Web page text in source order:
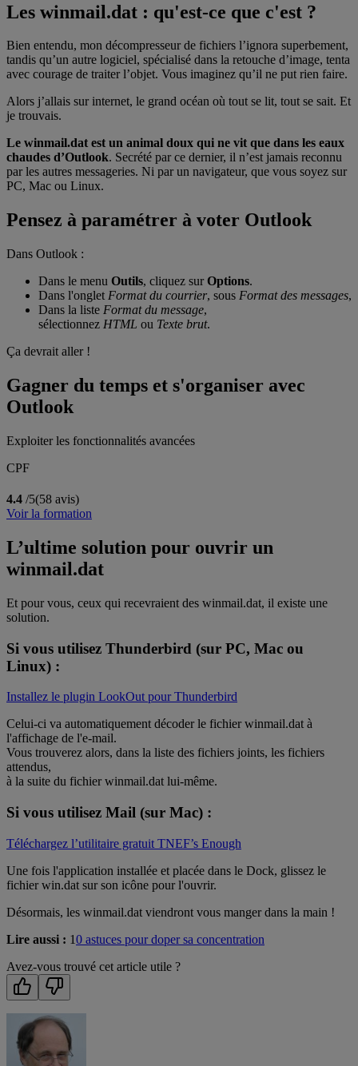
Les winmail.dat : qu'est-ce que c'est ?
Bien entendu, mon décompresseur de fichiers l’ignora superbement,
tandis qu’un autre logiciel, spécialisé dans la retouche d’image, tenta
avec courage de traiter l’objet. Vous imaginez qu’il ne put rien faire.
Alors j’allais sur internet, le grand océan où tout se lit, tout se sait. Et
je trouvais.
Le winmail.dat est un animal doux qui ne vit que dans les eaux
chaudes d’Outlook. Secrété par ce dernier, il n’est jamais reconnu
par les autres messageries. Ni par un navigateur, que vous soyez sur
PC, Mac ou Linux.
Pensez à paramétrer à voter Outlook
Dans Outlook :
Dans le menu Outils, cliquez surOptions.
Dans l'onglet Format du courrier, sous Format des messages,
Dans la liste Format du message,
sélectionnez HTML ou Texte brut.
Ça devrait aller !
Gagner du temps et s'organiser avec
Outlook
Exploiter les fonctionnalités avancées
CPF
4.4 /5(58 avis)
Voir la formation
L’ultime solution pour ouvrir un
winmail.dat
Et pour vous, ceux qui recevraient des winmail.dat, il existe une
solution.
Si vous utilisez Thunderbird (sur PC, Mac ou
Linux) :
Installez le plugin LookOut pour Thunderbird
Celui-ci va automatiquement décoder le fichier winmail.dat à
l'affichage de l'e-mail.
Vous trouverez alors, dans la liste des fichiers joints, les fichiers
attendus,
à la suite du fichier winmail.dat lui-même.
Si vous utilisez Mail (sur Mac) :
Téléchargez l’utilitaire gratuit TNEF’s Enough
Une fois l'application installée et placée dans le Dock, glissez le
fichier win.dat sur son icône pour l'ouvrir.
Désormais, les winmail.dat viendront vous manger dans la main !
Lire aussi : 10 astuces pour doper sa concentration
Avez-vous trouvé cet article utile ?